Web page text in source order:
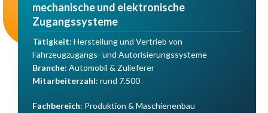
mechanische und elektronische
Zugangssysteme
Tätigkeit: Herstellung und Vertrieb von
Fahrzeugzugangs- und Autorisierungssysteme
Branche: Automobil & Zulieferer
Mitarbeiterzahl: rund 7.500
Fachbereich: Produktion & Maschienenbau